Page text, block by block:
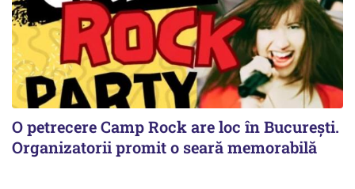
O petrecere Camp Rock are loc în București.
Organizatorii promit o seară memorabilă